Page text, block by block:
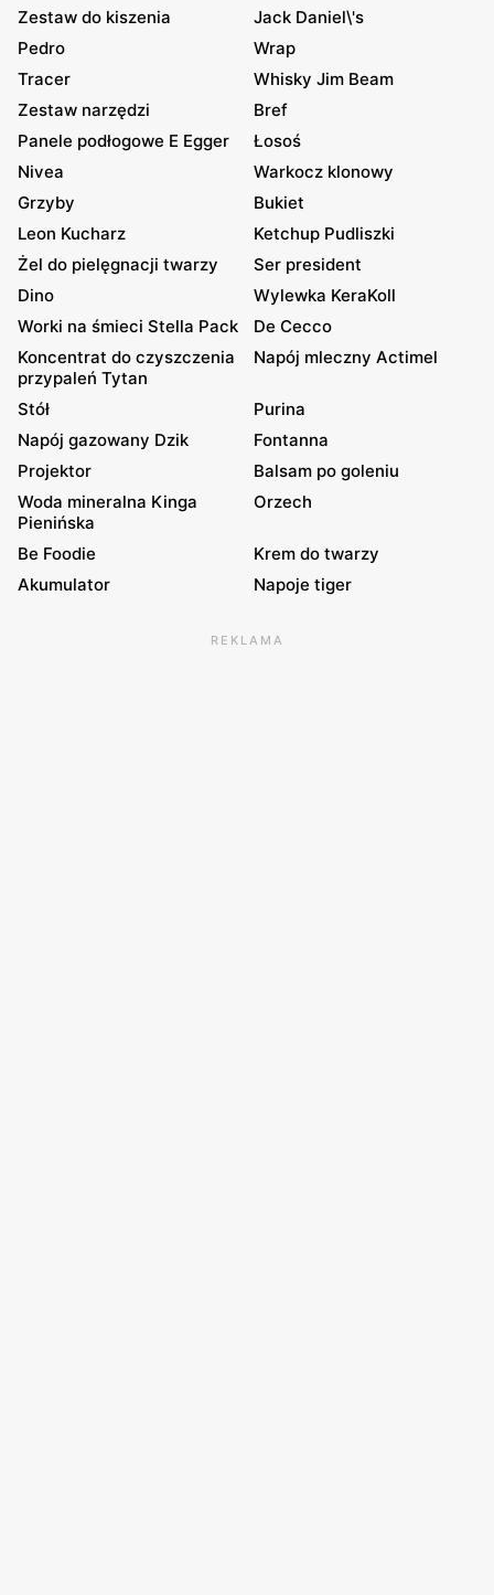
Zestaw do kiszenia
Jack Daniel\'s
Pedro
Wrap
Tracer
Whisky Jim Beam
Zestaw narzędzi
Bref
Panele podłogowe E Egger
Łosoś
Nivea
Warkocz klonowy
Grzyby
Bukiet
Leon Kucharz
Ketchup Pudliszki
Żel do pielęgnacji twarzy
Ser president
Dino
Wylewka KeraKoll
Worki na śmieci Stella Pack
De Cecco
Koncentrat do czyszczenia
przypaleń Tytan
Napój mleczny Actimel
Stół
Purina
Napój gazowany Dzik
Fontanna
Projektor
Balsam po goleniu
Woda mineralna Kinga
Pienińska
Orzech
Be Foodie
Krem do twarzy
Akumulator
Napoje tiger
REKLAMA